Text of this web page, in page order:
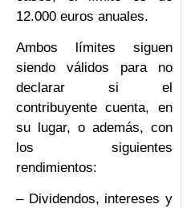
12.000 euros anuales.
Ambos límites siguen
siendo válidos para no
declarar si el
contribuyente cuenta, en
su lugar, o además, con
los siguientes
rendimientos:
– Dividendos, intereses y